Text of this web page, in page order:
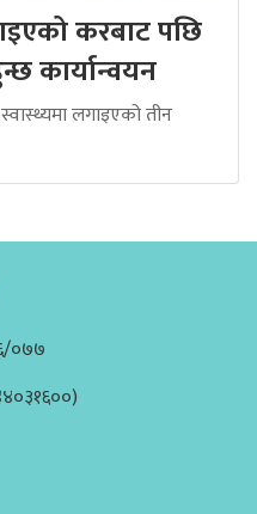
करबाट पछि
कार्यान्वयन
लगाइएको तीन
०७७